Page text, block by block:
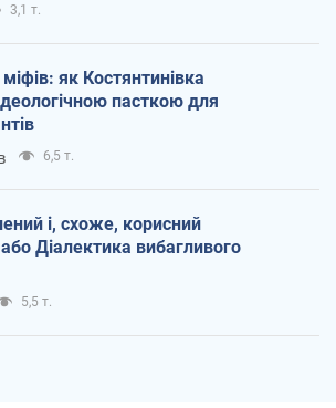
3,1 т.
як Костянтинівка
пасткою для
6,5 т.
і, схоже, корисний
Діалектика вибагливого
5,5 т.